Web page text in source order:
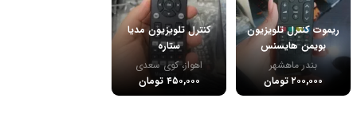
ریموت کنترل تلویزیون
بویمن هایسنس
بندر ماهشهر
۲۰۰,۰۰۰ تومان
کنترل تلویزیون مدیا
ستاره
اهواز، کوی سعدی
۴۵۰,۰۰۰ تومان